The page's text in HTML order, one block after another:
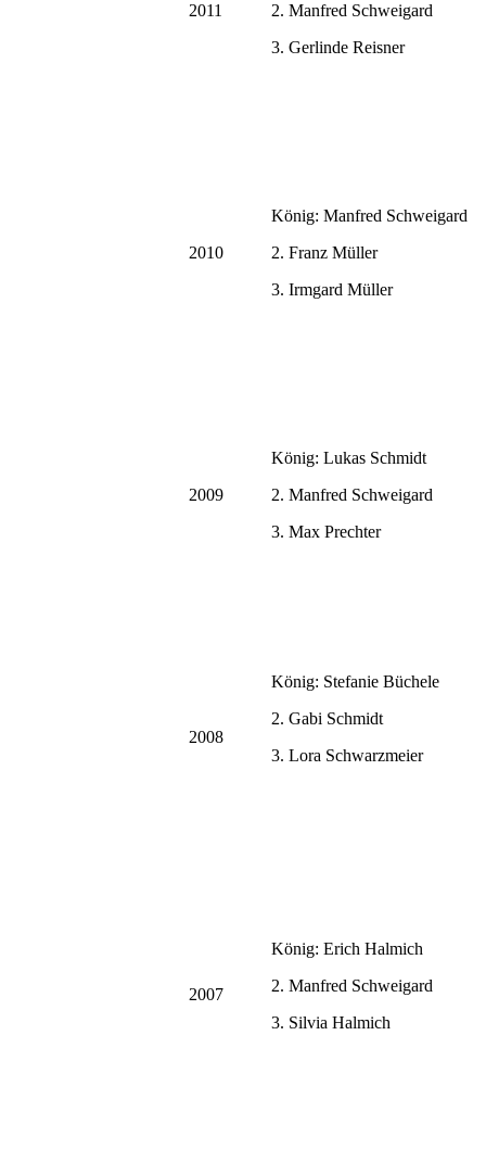
2011
2. Manfred Schweigard
3. Gerlinde Reisner
2010
König: Manfred Schweigard
2. Franz Müller
3. Irmgard Müller
2009
König: Lukas Schmidt
2. Manfred Schweigard
3. Max Prechter
2008
König: Stefanie Büchele
2. Gabi Schmidt
3. Lora Schwarzmeier
2007
König: Erich Halmich
2. Manfred Schweigard
3. Silvia Halmich